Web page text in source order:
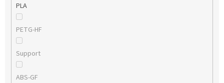
PLA
PETG-HF
Support
ABS-GF